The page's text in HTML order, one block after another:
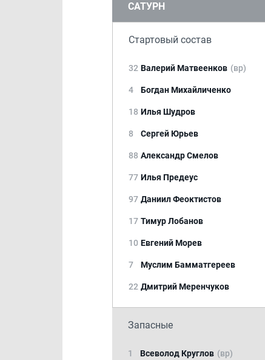
САТУРН
Стартовый состав
32 Валерий Матвеенков (вр)
4 Богдан Михайличенко
18 Илья Шудров
8 Сергей Юрьев
88 Александр Смелов
77 Илья Предеус
97 Даниил Феоктистов
17 Тимур Лобанов
10 Евгений Морев
7 Муслим Бамматгереев
22 Дмитрий Меренчуков
Запасные
1 Всеволод Круглов (вр)